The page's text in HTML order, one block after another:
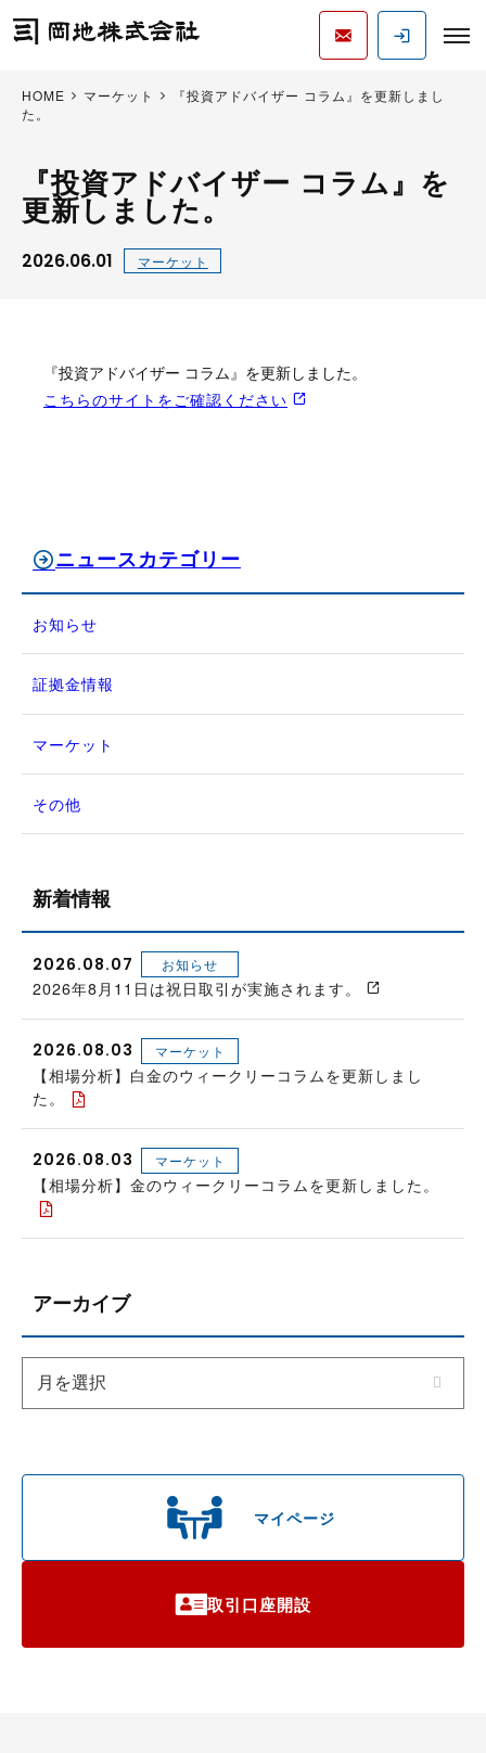
HOME マーケット
『投資アドバイザー コラム』を更新しまし
た。
『投資アドバイザー コラム』を
更新しました。
2026.06.01 マーケット
『投資アドバイザー コラム』を更新しました。
こちらのサイトをご確認ください
マイページ
取引口座開設
ニュースカテゴリー
お知らせ
証拠金情報
マーケット
その他
新着情報
2026.08.07 お知らせ
2026年8月11日は祝日取引が実施されます。
2026.08.03 マーケット
【相場分析】白金のウィークリーコラムを更新しまし
た。
2026.08.03 マーケット
【相場分析】金のウィークリーコラムを更新しました。
アーカイブ